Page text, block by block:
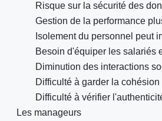
Risque sur la sécurité des
Gestion de la performance
Isolement du personnel peut
Besoin d'équiper les salariés
Diminution des interactions
Difficulté à garder la
Difficulté à vérifier
Les manageurs